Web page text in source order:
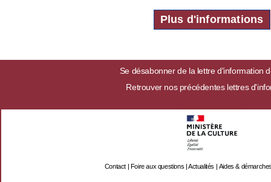
Plus d'informations
Se désabonner de la lettre d'information
Retrouver nos précédentes lettres
Contact| Foire aux questions |Actualités | Aides &